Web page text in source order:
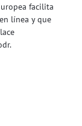
facilita
línea y que
.